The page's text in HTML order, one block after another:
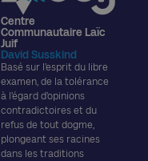
Centre
Communautaire Laïc
Juif
David Susskind
Basé sur l’esprit du libre
examen, de la tolérance
à l’égard d’opinions
contradictoires et du
refus de tout dogme,
plongeant ses racines
dans les traditions